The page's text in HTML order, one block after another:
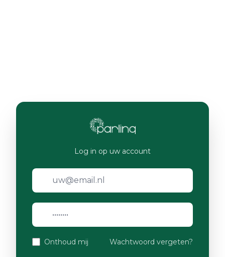
Log in op uw account
Onthoud mij Wachtwoord vergeten?